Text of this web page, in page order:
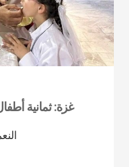
غزة: ثمانية